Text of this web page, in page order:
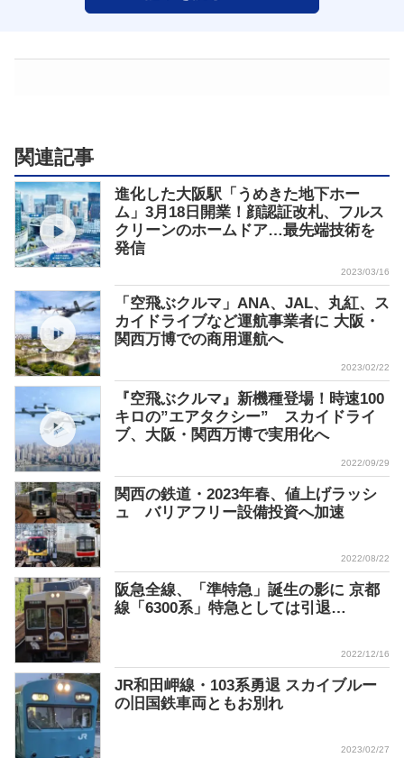
関連記事
進化した大阪駅「うめきた地下ホー
ム」3月18日開業！顔認証改札、フルス
クリーンのホームドア…最先端技術を
発信
2023/03/16
「空飛ぶクルマ」ANA、JAL、丸紅、ス
カイドライブなど運航事業者に 大阪・
関西万博での商用運航へ
2023/02/22
『空飛ぶクルマ』新機種登場！時速100
キロの”エアタクシー” スカイドライ
ブ、大阪・関西万博で実用化へ
2022/09/29
関西の鉄道・2023年春、値上げラッシ
ュ バリアフリー設備投資へ加速
2022/08/22
阪急全線、「準特急」誕生の影に 京都
線「6300系」特急としては引退…
2022/12/16
JR和田岬線・103系勇退 スカイブルー
の旧国鉄車両ともお別れ
2023/02/27